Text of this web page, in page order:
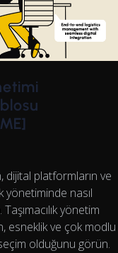
dijital platformların ve
nasıl
Taşımacılık yönetim
esneklik ve çok modlu
olduğunu görün.